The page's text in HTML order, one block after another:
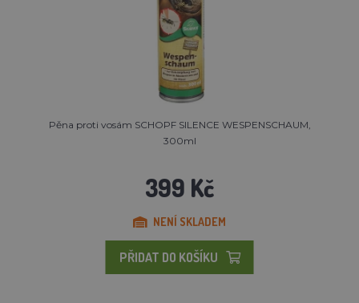
Pěna proti vosám SCHOPF SILENCE WESPENSCHAUM,
300ml
399 Kč
NENÍ SKLADEM
PŘIDAT DO KOŠÍKU